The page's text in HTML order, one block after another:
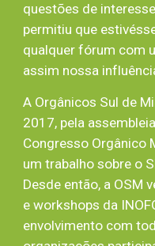
questões de
permitiu que
qualquer fórum com
assim nossa
A Orgânicos Sul de
2017, pela
Congresso Orgânico
um trabalho sobre o
Desde então, a OSM
e workshops da
envolvimento com